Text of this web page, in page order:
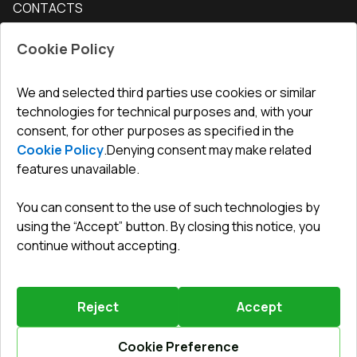
Interior doors
How to measure windows
For companies, cooperation
Conditions for returning goods
Guarantee
CONTACTS
undefined(undefined)
info@toptechnik.com.pl
Polityka prywatności
REGULAMIN
©2026.All right reserved.Powered byVitrager.com.
Report a problem?
Cookie Policy
We and selected third parties use cookies or similar
technologies for technical purposes and, with your
consent, for other purposes as specified in the
Cookie Policy.Denying consent may make related
features unavailable.
You can consent to the use of such technologies by
using the “Accept” button. By closing this notice, you
continue without accepting.
Reject Accept
Cookie Preference